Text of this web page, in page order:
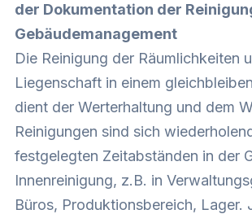
der Dokumentation der
Gebäudemanagement
Die Reinigung der Räumlichkeiten
Liegenschaft in einem
dient der Werterhaltung und dem
Reinigungen sind sich
festgelegten Zeitabständen in der
Innenreinigung, z.B. in
Büros, Produktionsbereich, Lager.